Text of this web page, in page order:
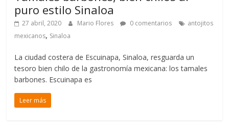
puro estilo Sinaloa
27 abril, 2020 Mario Flores 0 comentarios
antojitos
mexicanos, Sinaloa
La ciudad costera de Escuinapa, Sinaloa, resguarda un
tesoro bien chilo de la gastronomía mexicana: los tamales
barbones. Escuinapa es
Leer más